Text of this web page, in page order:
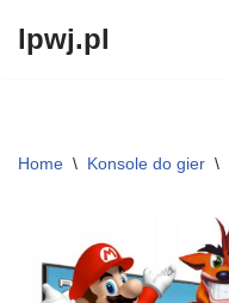
lpwj.pl
Home \ Konsole do gier \